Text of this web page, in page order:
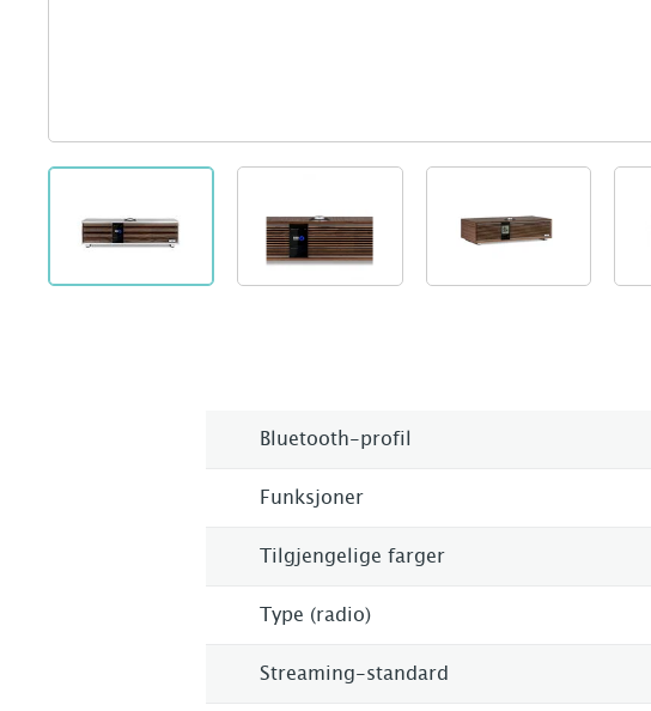
Bluetooth-profil
Funksjoner
Tilgjengelige farger
Type (radio)
Streaming-standard